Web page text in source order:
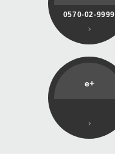
0570-02-9999
e+